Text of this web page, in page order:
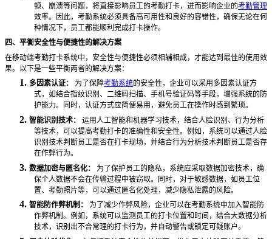
顿、崩溃等问题，将直接影响员工的考勤打卡，进而影响企业的考勤管理
效率。因此，考勤系统必须具备高可用性和良好的容错性，确保无论在何
种情况下，员工都能顺利完成打卡操作。
四、平衡安全性与便捷性的解决方案
在移动端考勤打卡系统中，安全性与便捷性必须相辅相成，才能达到最佳的使用效
果。以下是一些平衡两者的解决方案：
1. 多因素认证： 为了保障考勤系统的安全性，企业可以采用多因素认证方
式，如结合指纹识别、二维码扫描、手机号验证码等手段，增强系统的防
护能力。同时，认证方式应简便易用，避免员工在操作时感到繁琐。
2. 智能识别技术：
运用人工智能和机器学习技术，结合人脸识别、行为分析
等技术，可以提高考勤打卡的准确性和安全性。例如，系统可以通过人脸
识别技术判断员工是否在打卡现场，并结合行为分析技术判断员工是否存
在作弊行为。
3. 数据加密与匿名化：
为了保护员工的隐私，系统应采取数据加密技术，确
保个人数据不会在传输过程中被窃取。同时，对于敏感数据，如员工位
置、考勤照片等，可以通过匿名化处理，减少隐私泄露的风险。
4. 智能防作弊机制：
为了减少作弊风险，企业可以在考勤系统中加入智能防
作弊机制。例如，系统可以监测员工的打卡位置和时间，结合大数据分析
技术，识别出不合常理的打卡行为，并自动警告或锁定可疑账户。